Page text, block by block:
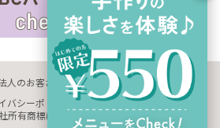
人のお客さま 企業情報
採用情報
バシーポリシー サイトマップ 推奨環境
所有商標に関する表示